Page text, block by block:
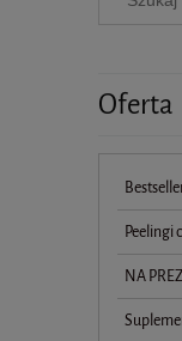
Oferta
Peelingi
NA